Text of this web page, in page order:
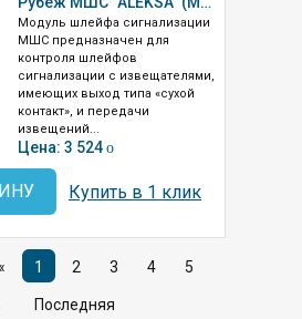
Модуль шлейфа сигнализации
МШС предназначен для
контроля шлейфов
сигнализации с извещателями,
имеющих выход типа «сухой
контакт», и передачи
извещений...
Цена: 3 524 o
Купить в 1 клик
1 2 3 4 5
Последняя